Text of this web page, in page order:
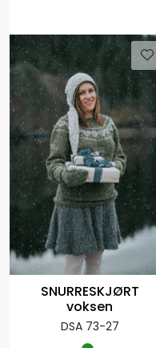
SNURRESKJØRT
voksen
DSA 73-27